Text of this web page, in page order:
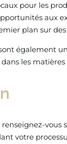
pour les
aux
plan sur
également
dans les
renseignez-
votre